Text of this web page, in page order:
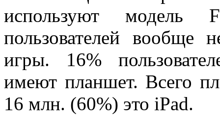
используют
пользователей вообще
игры. 16%
имеют планшет. Всего
16 млн. (60%) это iPad.